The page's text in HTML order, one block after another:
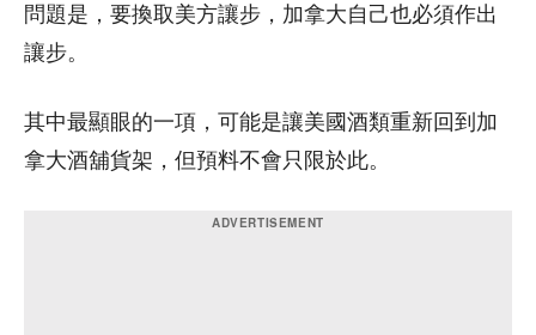
問題是，要換取美方讓步，加拿大自己也必須作出
讓步。
其中最顯眼的一項，可能是讓美國酒類重新回到加
拿大酒舖貨架，但預料不會只限於此。